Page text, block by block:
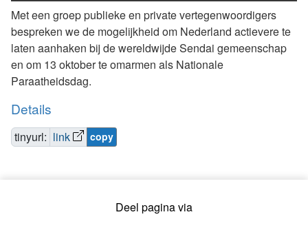
Met een groep publieke en private vertegenwoordigers
bespreken we de mogelijkheid om Nederland actievere te
laten aanhaken bij de wereldwijde Sendai gemeenschap
en om 13 oktober te omarmen als Nationale
Paraatheidsdag.
Details
tinyurl: link copy
Deel pagina via